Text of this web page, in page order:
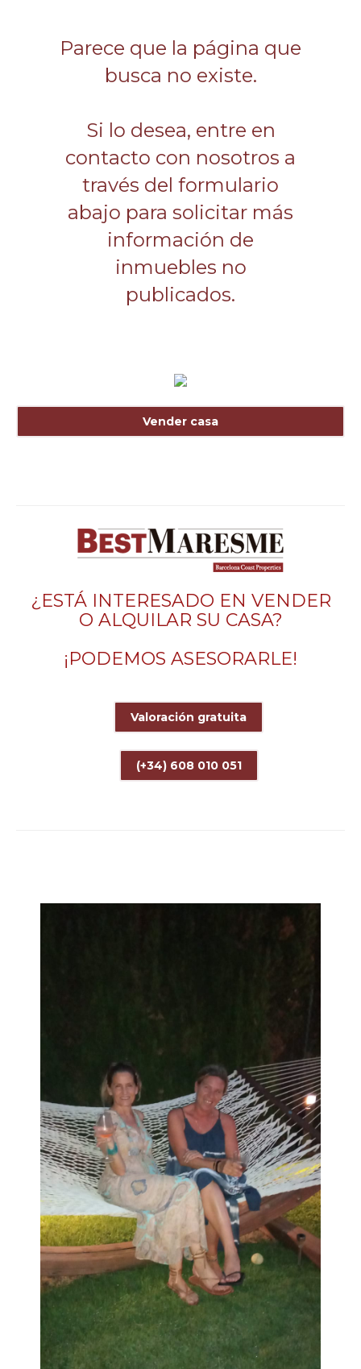
Parece que la página que
busca no existe.
Si lo desea, entre en
contacto con nosotros a
través del formulario
abajo para solicitar más
información de
inmuebles no
publicados.
Vender casa
¿ESTÁ INTERESADO EN VENDER
O ALQUILAR SU CASA?
¡PODEMOS ASESORARLE!
Valoración gratuita
(+34) 608 010 051